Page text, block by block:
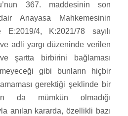
367. maddesinin son
Anayasa Mahkemesinin
4, K:2021/78 sayılı
adli yargı düzeninde verilen
şartta birbirini bağlaması
gibi bunların hiçbir
gerektiği şeklinde bir
da mümkün olmadığı
anılan kararda, özellikli bazı